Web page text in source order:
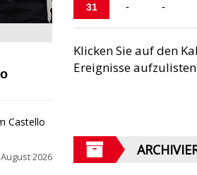
Castello
August 2026
31 - -
Klicken Sie auf den
Ereignisse aufzulisten